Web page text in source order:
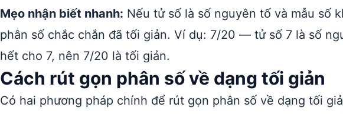
Mẹo nhận biết nhanh: Nếu tử số là số nguyên tố và mẫu số
phân số chắc chắn đã tối giản. Ví dụ: 7/20 — tử số 7 là số
hết cho 7, nên 7/20 là tối giản.
Cách rút gọn phân số về dạng tối giản
Có hai phương pháp chính để rút gọn phân số về dạng tối